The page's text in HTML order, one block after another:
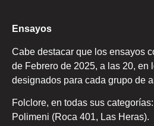
Ensayos
Cabe destacar que los ensayos
de Febrero de 2025, a las 20, en
designados para cada grupo de
Folclore, en todas sus
Polimeni (Roca 401, Las Heras).